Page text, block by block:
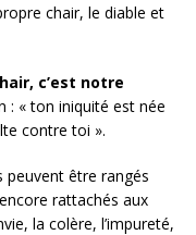
chair, le diable et
c’est notre
: « ton iniquité est née
contre toi ».
peuvent être rangés
rattachés aux
la colère, l’impureté,